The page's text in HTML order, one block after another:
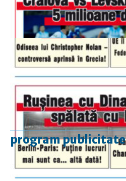
program publicitate
luni-vineri